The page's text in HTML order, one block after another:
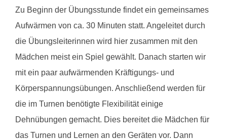
Zu Beginn der Übungsstunde findet ein gemeinsames
Aufwärmen von ca. 30 Minuten statt. Angeleitet durch
die Übungsleiterinnen wird hier zusammen mit den
Mädchen meist ein Spiel gewählt. Danach starten wir
mit ein paar aufwärmenden Kräftigungs- und
Körperspannungsübungen. Anschließend werden für
die im Turnen benötigte Flexibilität einige
Dehnübungen gemacht. Dies bereitet die Mädchen für
das Turnen und Lernen an den Geräten vor. Dann